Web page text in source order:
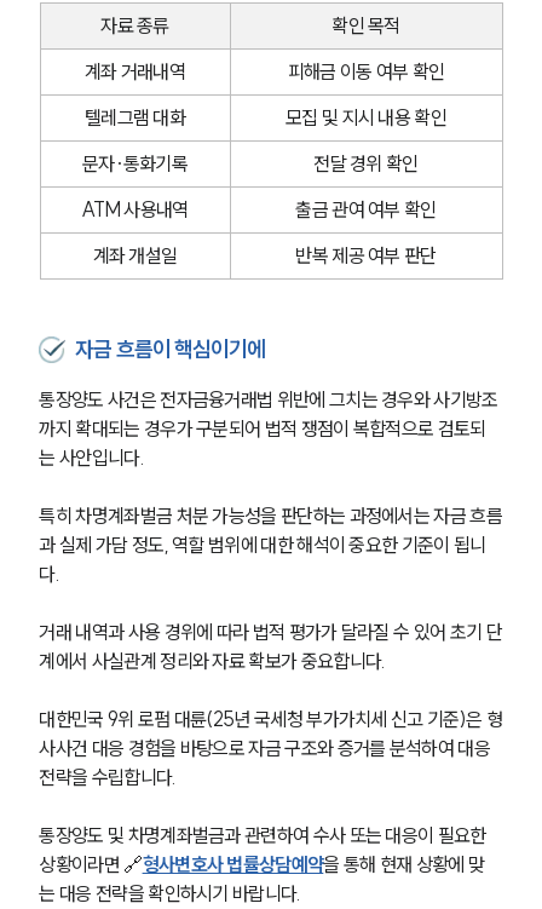
자료 종류
확인 목적
계좌 거래내역
피해금 이동 여부 확인
텔레그램 대화
모집 및 지시 내용 확인
문자·통화기록
전달 경위 확인
ATM 사용내역
출금 관여 여부 확인
계좌 개설일
반복 제공 여부 판단
자금 흐름이 핵심이기에
통장양도 사건은 전자금융거래법 위반에 그치는 경우와 사기방조
까지 확대되는 경우가 구분되어 법적 쟁점이 복합적으로 검토되
는 사안입니다.
특히 차명계좌벌금 처분 가능성을 판단하는 과정에서는 자금 흐름
과 실제 가담 정도, 역할 범위에 대한 해석이 중요한 기준이 됩니
다.
거래 내역과 사용 경위에 따라 법적 평가가 달라질 수 있어 초기 단
계에서 사실관계 정리와 자료 확보가 중요합니다.
대한민국 9위 로펌 대륜(25년 국세청 부가가치세 신고 기준)은 형
사사건 대응 경험을 바탕으로 자금 구조와 증거를 분석하여 대응
전략을 수립합니다.
통장양도 및 차명계좌벌금과 관련하여 수사 또는 대응이 필요한
상황이라면 🔗형사변호사 법률상담예약을 통해 현재 상황에 맞
는 대응 전략을 확인하시기 바랍니다.